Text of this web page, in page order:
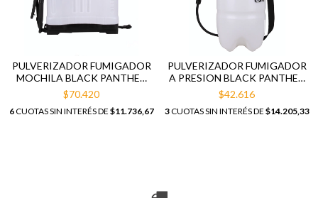
PULVERIZADOR FUMIGADOR
MOCHILA BLACK PANTHER
16 LITROS
$70.420
6CUOTAS SIN INTERÉS DE $11.736,67
PULVERIZADOR FUMIGADOR
A PRESION BLACK PANTHER
8 LITROS
$42.616
3CUOTAS SIN INTERÉS DE $14.205,33